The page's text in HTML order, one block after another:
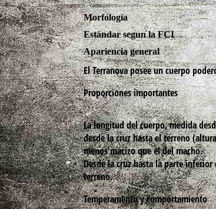
Morfología
Estándar segun la FCI
Apariencia general
ElTerranovaposee un cuerpo
Proporciones importantes
La longitud del cuerpo, medida
desde la cruz hasta el terreno
menos macizo que el del macho.
Desde la cruz hasta la parte
terreno.
Temperamento y comportamiento